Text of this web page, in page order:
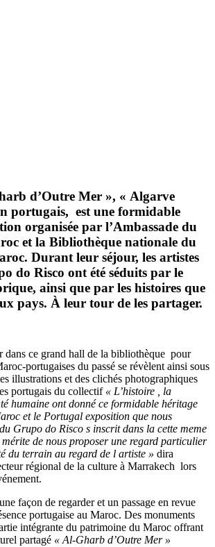
d’Outre Mer », « Algarve
portugais, est une formidable
organisée par l’Ambassade du
et la Bibliothèque nationale du
Durant leur séjour, les artistes
do Risco ont été séduits par le
ainsi que par les histoires que
pays. À leur tour de les partager.
dans ce grand hall de la bibliothèque pour
portugaises du passé se révèlent ainsi sous
illustrations et des clichés photographiques
portugais du collectif « L’histoire , la
humaine ont donné ce formidable héritage
et le Portugal exposition que nous
Grupo do Risco s inscrit dans la cette meme
de nous proposer une regard particulier
du terrain au regard de l artiste » dira
régional de la culture à Marrakech lors
façon de regarder et un passage en revue
portugaise au Maroc. Des monuments
intégrante du patrimoine du Maroc offrant
partagé « Al-Gharb d’Outre Mer »